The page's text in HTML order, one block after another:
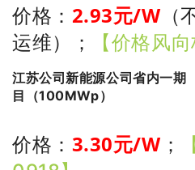
价格： 2.93元/W
运维）
； 【价格风
江苏公司新能源公司省内一期
目（100MWp）
价格： 3.30元/W ；